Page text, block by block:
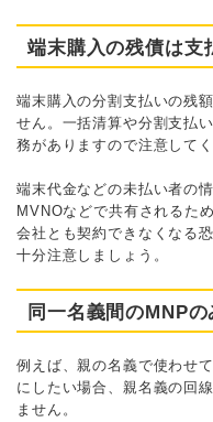
端末購入の残債は支
端末購入の分割支払いの残
せん。一括清算や分割支払
務がありますので注意してく
端末代金などの未払い者の
MVNOなどで共有されるた
会社とも契約できなくなる
十分注意しましょう。
同一名義間のMNP
例えば、親の名義で使わせ
にしたい場合、親名義の回
ません。